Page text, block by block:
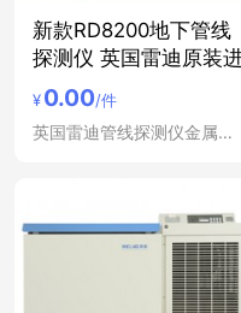
新款RD8200地下管线
探测仪 英国雷迪原装
¥0.00/件
英国雷迪管线探测仪金属管道定位仪